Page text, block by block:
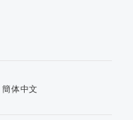
簡体中文